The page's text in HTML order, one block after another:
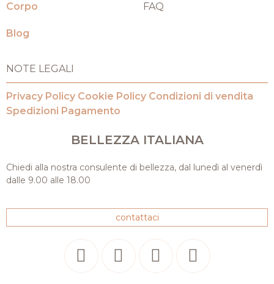
BELLEZZA ITALIANA
Chiedi alla nostra consulente di bellezza, dal lunedì al venerdì
dalle 9.00 alle 18.00
contattaci
Corpo
Blog
NOTE LEGALI
Privacy Policy Cookie Policy Condizioni di vendita
Spedizioni Pagamento
FAQ